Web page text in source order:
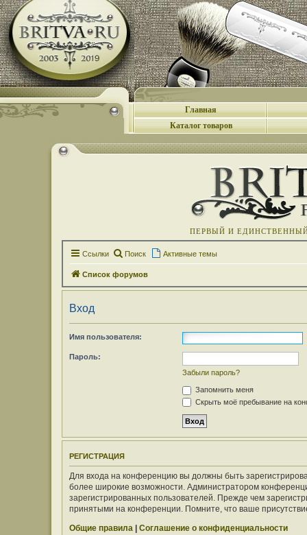
Главная
Каталог товаров
ПЕРВЫЙ И
Ссылки Поиск Активные темы
Список форумов
Вход
Имя пользователя:
Пароль:
Забыли пароль?
Запомнить меня
Скрыть моё пребывание на
РЕГИСТРАЦИЯ
Для входа на конференцию вы должны быть
более широкие возможности. Администратором
зарегистрированных пользователей. Прежде чем
принятыми на конференции. Помните, что ваше
Общие правила | Соглашение о конфиденциальности